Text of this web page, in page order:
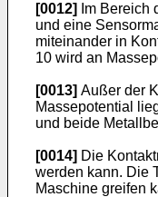
[0012]
Im Bereich
und eine
miteinander in
10 wird an
[0013] Außer der
Massepotential
und beide
[0014] Die
werden kann. Die
Maschine greifen